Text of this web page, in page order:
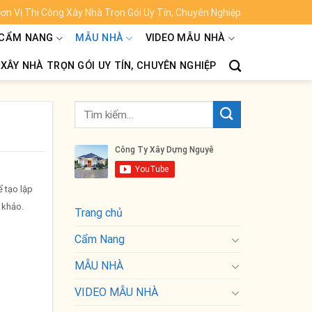
Vị Thi Công Xây Nhà Trọn Gói Uy Tín, Chuyên Nghiệp
NANG MẪU NHÀ VIDEO MẪU NHÀ
NHÀ TRỌN GÓI UY TÍN, CHUYÊN NGHIỆP
tạo lập
Trang chủ
Cẩm Nang
MẪU NHÀ
VIDEO MẪU NHÀ
XEM CHI TIẾT